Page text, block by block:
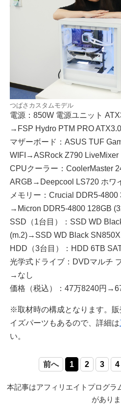
つばさカスタムモデル
電源：850W 電源ユニット
→FSP Hydro PTM PRO
マザーボード：ASUS TUF
WIFI→ASRock Z790 LiveMixer
CPUクーラー：CoolerMaster
ARGB→Deepcool LS720 ホワ
メモリー：Crucial DDR5-4800
→Micron DDR5-4800 128GB
SSD（1台目）：SSD WD
(m.2)→SSD WD Black
HDD（3台目）：HDD 6TB
光学式ドライブ：DVDマルチ
→なし
価格（税込）：47万8240円
※取材時の構成となります。
イズパーツもあるので、詳細は
い。
前へ 1 2 3 4
本記事はアフィリエイトプログラ
があり